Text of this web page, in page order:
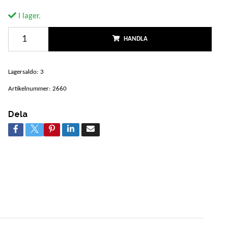
I lager.
HANDLA
Lagersaldo: 3
Artikelnummer: 2660
Dela